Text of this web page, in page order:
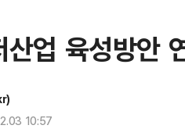
업 육성방안
10:57